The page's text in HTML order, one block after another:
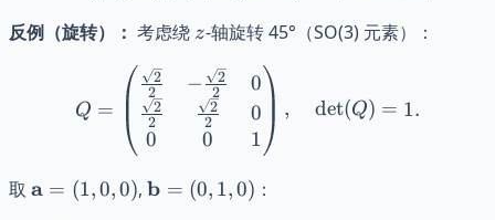
反例（旋转）： 考虑绕 z
z-轴旋转 45°（SO(3) 元素）：
Q = \begin{pmatrix}
Q =
2
2
2
2
0
− 2
2
2
2
0
0
0
1
, det(Q) = 1.
取 \mathbf{a}
a = (1,0,0),\mathbf{b}
b = (0, 1,0) ：